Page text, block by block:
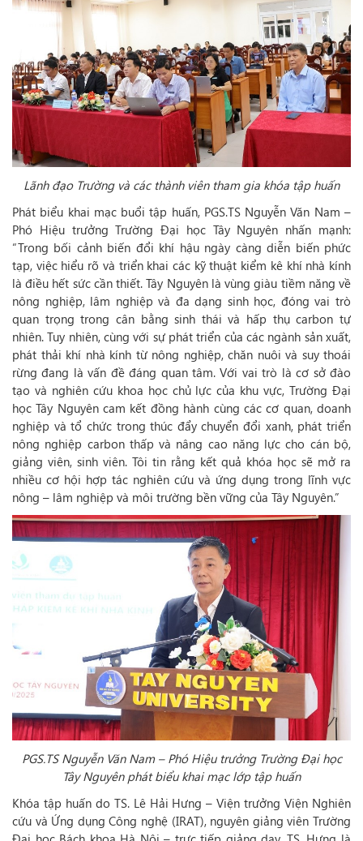
Lãnh đạo Trường và các thành viên tham gia khóa tập huấn
Phát biểu khai mạc buổi tập huấn, PGS.TS Nguyễn Văn Nam –
Phó Hiệu trưởng Trường Đại học Tây Nguyên nhấn mạnh:
“Trong bối cảnh biến đổi khí hậu ngày càng diễn biến phức
tạp, việc hiểu rõ và triển khai các kỹ thuật kiểm kê khí nhà kính
là điều hết sức cần thiết. Tây Nguyên là vùng giàu tiềm năng về
nông nghiệp, lâm nghiệp và đa dạng sinh học, đóng vai trò
quan trọng trong cân bằng sinh thái và hấp thụ carbon tự
nhiên. Tuy nhiên, cùng với sự phát triển của các ngành sản xuất,
phát thải khí nhà kính từ nông nghiệp, chăn nuôi và suy thoái
rừng đang là vấn đề đáng quan tâm. Với vai trò là cơ sở đào
tạo và nghiên cứu khoa học chủ lực của khu vực, Trường Đại
học Tây Nguyên cam kết đồng hành cùng các cơ quan, doanh
nghiệp và tổ chức trong thúc đẩy chuyển đổi xanh, phát triển
nông nghiệp carbon thấp và nâng cao năng lực cho cán bộ,
giảng viên, sinh viên. Tôi tin rằng kết quả khóa học sẽ mở ra
nhiều cơ hội hợp tác nghiên cứu và ứng dụng trong lĩnh vực
nông – lâm nghiệp và môi trường bền vững của Tây Nguyên.”
PGS.TS Nguyễn Văn Nam – Phó Hiệu trưởng Trường Đại học
Tây Nguyên phát biểu khai mạc lớp tập huấn
Khóa tập huấn do TS. Lê Hải Hưng – Viện trưởng Viện Nghiên
cứu và Ứng dụng Công nghệ (IRAT), nguyên giảng viên Trường